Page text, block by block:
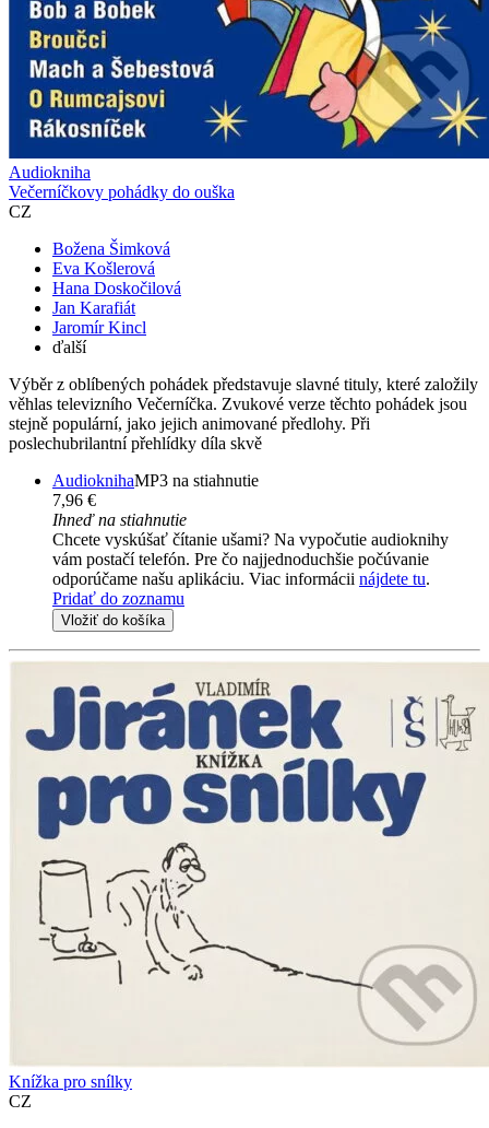
Audiokniha
Večerníčkovy pohádky do ouška
CZ
Božena Šimková
Eva Košlerová
Hana Doskočilová
Jan Karafiát
Jaromír Kincl
ďalší
Výběr z oblíbených pohádek představuje slavné tituly, které založily
věhlas televizního Večerníčka. Zvukové verze těchto pohádek jsou
stejně populární, jako jejich animované předlohy. Při
poslechubrilantní přehlídky díla skvě
AudioknihaMP3 na stiahnutie
7,96 €
Ihneď na stiahnutie
Chcete vyskúšať čítanie ušami? Na vypočutie audioknihy
vám postačí telefón. Pre čo najjednoduchšie počúvanie
odporúčame našu aplikáciu. Viac informácii nájdete tu.
Pridať do zoznamu
Vložiť do košíka
Knížka pro snílky
CZ